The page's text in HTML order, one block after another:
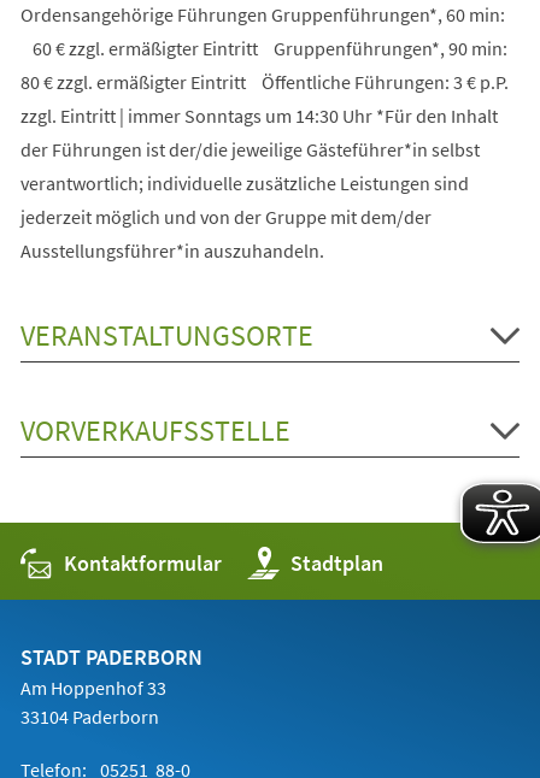
Ordensangehörige Führungen Gruppenführungen*, 60 min:
60 € zzgl. ermäßigter Eintritt Gruppenführungen*, 90 min:
80 € zzgl. ermäßigter Eintritt Öffentliche Führungen: 3 € p.P.
zzgl. Eintritt | immer Sonntags um 14:30 Uhr *Für den Inhalt
der Führungen ist der/die jeweilige Gästeführer*in selbst
verantwortlich; individuelle zusätzliche Leistungen sind
jederzeit möglich und von der Gruppe mit dem/der
Ausstellungsführer*in auszuhandeln.
VERANSTALTUNGSORTE
VORVERKAUFSSTELLE
Kontaktformular Stadtplan
(Öffnet
in
einem
STADT PADERBORN
Am Hoppenhof 33
33104 Paderborn
Telefon: 05251 88-0